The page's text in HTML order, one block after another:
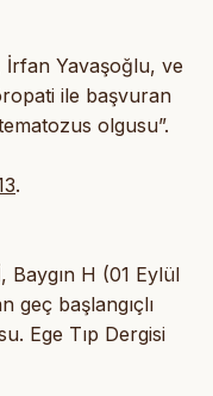
İrfan Yavaşoğlu, ve
ile başvuran
olgusu”.
.
Baygın H (01 Eylül
geç başlangıçlı
Ege Tıp Dergisi